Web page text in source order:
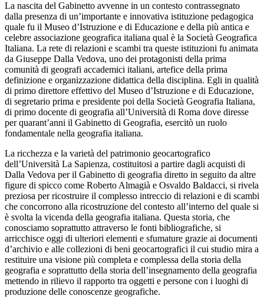
La nascita del Gabinetto avvenne in un contesto contrassegnato
dalla presenza di un’importante e innovativa istituzione pedagogica
quale fu il Museo d’Istruzione e di Educazione e della più antica e
celebre associazione geografica italiana qual è la Società Geografica
Italiana. La rete di relazioni e scambi tra queste istituzioni fu animata
da Giuseppe Dalla Vedova, uno dei protagonisti della prima
comunità di geografi accademici italiani, artefice della prima
definizione e organizzazione didattica della disciplina. Egli in qualità
di primo direttore effettivo del Museo d’Istruzione e di Educazione,
di segretario prima e presidente poi della Società Geografia Italiana,
di primo docente di geografia all’Università di Roma dove diresse
per quarant’anni il Gabinetto di Geografia, esercitò un ruolo
fondamentale nella geografia italiana.
La ricchezza e la varietà del patrimonio geocartografico
dell’Università La Sapienza, costituitosi a partire dagli acquisti di
Dalla Vedova per il Gabinetto di geografia diretto in seguito da altre
figure di spicco come Roberto Almagià e Osvaldo Baldacci, si rivela
preziosa per ricostruire il complesso intreccio di relazioni e di scambi
che concorrono alla ricostruzione del contesto all’interno del quale si
è svolta la vicenda della geografia italiana. Questa storia, che
conosciamo soprattutto attraverso le fonti bibliografiche, si
arricchisce oggi di ulteriori elementi e sfumature grazie ai documenti
d’archivio e alle collezioni di beni geocartografici il cui studio mira a
restituire una visione più completa e complessa della storia della
geografia e soprattutto della storia dell’insegnamento della geografia
mettendo in rilievo il rapporto tra oggetti e persone con i luoghi di
produzione delle conoscenze geografiche.